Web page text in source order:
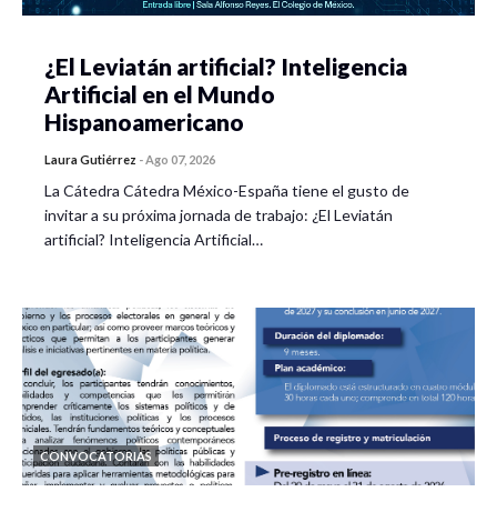
¿El Leviatán artificial? Inteligencia
Artificial en el Mundo
Hispanoamericano
Laura Gutiérrez -Ago 07, 2026
La Cátedra Cátedra México-España tiene el gusto de
invitar a su próxima jornada de trabajo: ¿El Leviatán
artificial? Inteligencia Artificial…
CONVOCATORIAS